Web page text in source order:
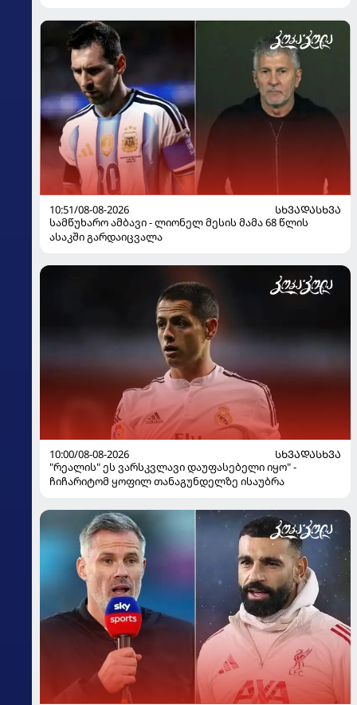
10:51/08-08-2026
ᲡᲮᲕᲐᲓᲐᲡᲮᲕᲐ
სამწუხარო ამბავი - ლიონელ მესის მამა 68 წლის
ასაკში გარდაიცვალა
10:00/08-08-2026
ᲡᲮᲕᲐᲓᲐᲡᲮᲕᲐ
"რეალის" ეს ვარსკვლავი დაუფასებელი იყო" -
ჩიჩარიტომ ყოფილ თანაგუნდელზე ისაუბრა